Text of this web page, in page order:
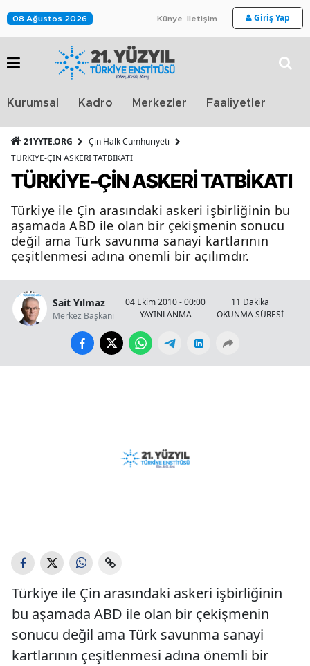
08 Ağustos 2026 Künye İletişim Giriş Yap
Kurumsal Kadro Merkezler Faaliyetler
21YYTE.ORG
Çin Halk Cumhuriyeti
TÜRKİYE-ÇİN ASKERİ TATBİKATI
TÜRKİYE-ÇİN ASKERİ TATBİKATI
Türkiye ile Çin arasındaki askeri işbirliğinin bu
aşamada ABD ile olan bir çekişmenin sonucu
değil ama Türk savunma sanayi kartlarının
çeşitlenmesi adına önemli bir açılımdır.
Sait Yılmaz
Merkez Başkanı
04 Ekim 2010 - 00:00
YAYINLANMA
11 Dakika
OKUNMA SÜRESİ
Türkiye ile Çin arasındaki askeri işbirliğinin
bu aşamada ABD ile olan bir çekişmenin
sonucu değil ama Türk savunma sanayi
kartlarının çeşitlenmesi adına önemli bir